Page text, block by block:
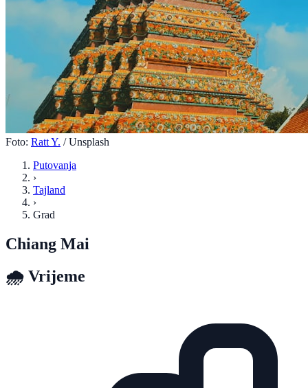
Foto: Ratt Y. / Unsplash
Putovanja
›
Tajland
›
Grad
Chiang Mai
🌧️ Vrijeme